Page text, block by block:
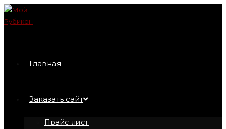
Перейти
к
Главная
Заказать сайт
Прайс лист